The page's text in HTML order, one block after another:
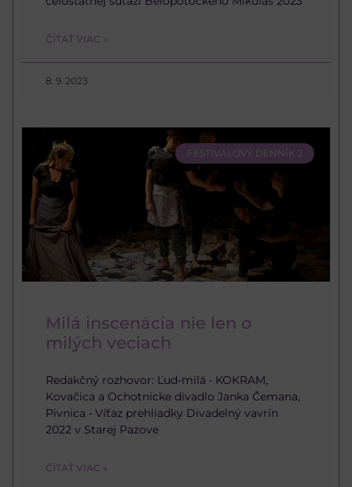
ČÍTAŤ VIAC »
8. 9. 2023
FESTIVALOVÝ DENNÍK 2
Milá inscenácia nie len o
milých veciach
Redakčný rozhovor: Ľud-milá • KOKRAM,
Kovačica a Ochotnícke divadlo Janka Čemana,
Pivnica • Víťaz prehliadky Divadelný vavrín
2022 v Starej Pazove
ČÍTAŤ VIAC »